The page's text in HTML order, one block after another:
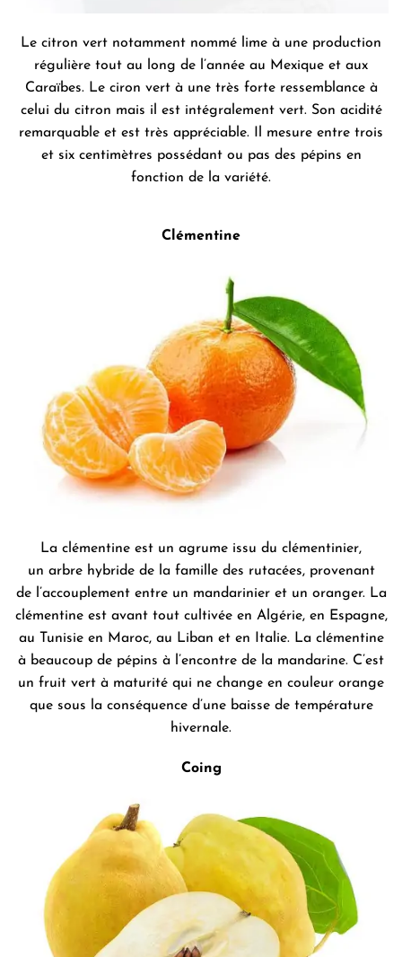
Le citron vert notamment nommé lime à une production
régulière tout au long de l’année au Mexique et aux
Caraïbes. Le ciron vert à une très forte ressemblance à
celui du citron mais il est intégralement vert. Son acidité
remarquable et est très appréciable. Il mesure entre trois
et six centimètres possédant ou pas des pépins en
fonction de la variété.
Clémentine
La clémentine est un agrume issu du clémentinier,
un arbre hybride de la famille des rutacées, provenant
de l’accouplement entre un mandarinier et un oranger. La
clémentine est avant tout cultivée en Algérie, en Espagne,
au Tunisie en Maroc, au Liban et en Italie. La clémentine
à beaucoup de pépins à l’encontre de la mandarine. C’est
un fruit vert à maturité qui ne change en couleur orange
que sous la conséquence d’une baisse de température
hivernale.
Coing